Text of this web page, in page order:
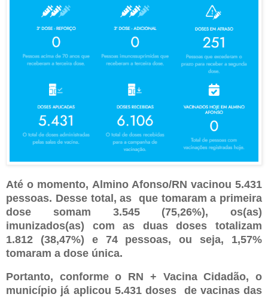
Até o momento, Almino Afonso/RN vacinou 5.431
pessoas. Desse total, as que tomaram a primeira
dose somam 3.545 (75,26%), os(as)
imunizados(as) com as duas doses totalizam
1.812 (38,47%) e 74 pessoas, ou seja, 1,57%
tomaram a dose única.
Portanto, conforme o RN + Vacina Cidadão, o
município já aplicou 5.431 doses de vacinas das